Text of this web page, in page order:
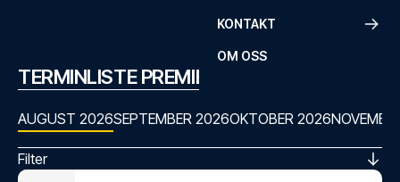
KONTAKT
OM OSS
TERMINLISTE PREMIER LEAGUE
AUGUST 2026SEPTEMBER 2026OKTOBER 2026
Filter